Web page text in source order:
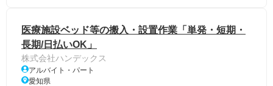
医療施設ベッド等の搬入・設置作業「単発・短期・
長期/日払いOK」
株式会社ハンデックス
アルバイト・パート
愛知県